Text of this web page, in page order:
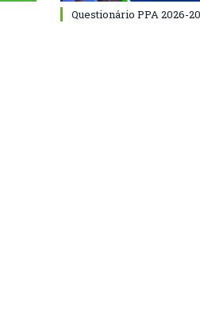
Questionário PPA 2026-